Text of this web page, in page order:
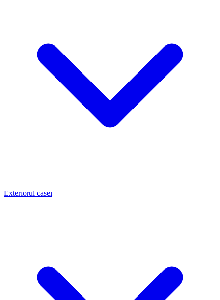
Exteriorul casei